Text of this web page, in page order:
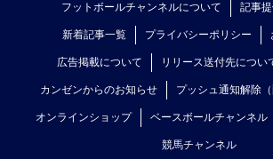
フットボールチャンネルについて 記事
新着記事一覧 プライバシーポリシー
広告掲載について リリース送付先につい
カンゼンからのお知らせ プッシュ通知解除
オンラインショップ ベースボールチャンネル
競馬チャンネル